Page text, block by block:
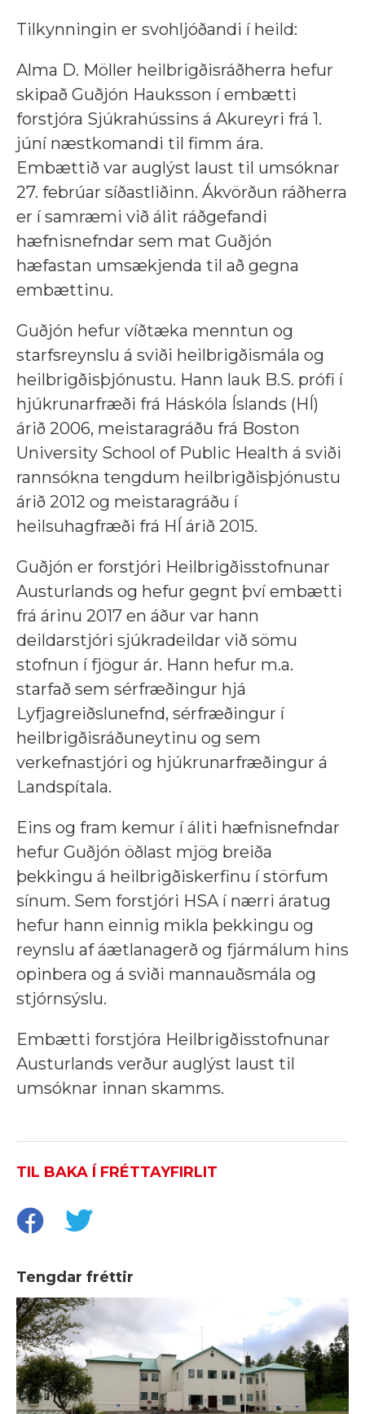
Tilkynningin er svohljóðandi í heild:
Alma D. Möller heilbrigðisráðherra hefur
skipað Guðjón Hauksson í embætti
forstjóra Sjúkrahússins á Akureyri frá 1.
júní næstkomandi til fimm ára.
Embættið var auglýst laust til umsóknar
27. febrúar síðastliðinn. Ákvörðun ráðherra
er í samræmi við álit ráðgefandi
hæfnisnefndar sem mat Guðjón
hæfastan umsækjenda til að gegna
embættinu.
Guðjón hefur víðtæka menntun og
starfsreynslu á sviði heilbrigðismála og
heilbrigðisþjónustu. Hann lauk B.S. prófi í
hjúkrunarfræði frá Háskóla Íslands (HÍ)
árið 2006, meistaragráðu frá Boston
University School of Public Health á sviði
rannsókna tengdum heilbrigðisþjónustu
árið 2012 og meistaragráðu í
heilsuhagfræði frá HÍ árið 2015.
Guðjón er forstjóri Heilbrigðisstofnunar
Austurlands og hefur gegnt því embætti
frá árinu 2017 en áður var hann
deildarstjóri sjúkradeildar við sömu
stofnun í fjögur ár. Hann hefur m.a.
starfað sem sérfræðingur hjá
Lyfjagreiðslunefnd, sérfræðingur í
heilbrigðisráðuneytinu og sem
verkefnastjóri og hjúkrunarfræðingur á
Landspítala.
Eins og fram kemur í áliti hæfnisnefndar
hefur Guðjón öðlast mjög breiða
þekkingu á heilbrigðiskerfinu í störfum
sínum. Sem forstjóri HSA í nærri áratug
hefur hann einnig mikla þekkingu og
reynslu af áætlanagerð og fjármálum hins
opinbera og á sviði mannauðsmála og
stjórnsýslu.
Embætti forstjóra Heilbrigðisstofnunar
Austurlands verður auglýst laust til
umsóknar innan skamms.
TIL BAKA Í FRÉTTAYFIRLIT
Tengdar fréttir